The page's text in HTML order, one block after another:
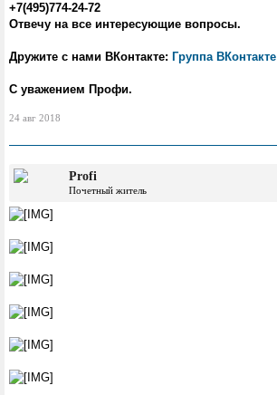
+7(495)774-24-72
Отвечу на все интересующие вопросы.
Дружите с нами ВКонтакте: Группа ВКонтакте
С уважением Профи.
24 авг 2018
Profi
Почетный житель